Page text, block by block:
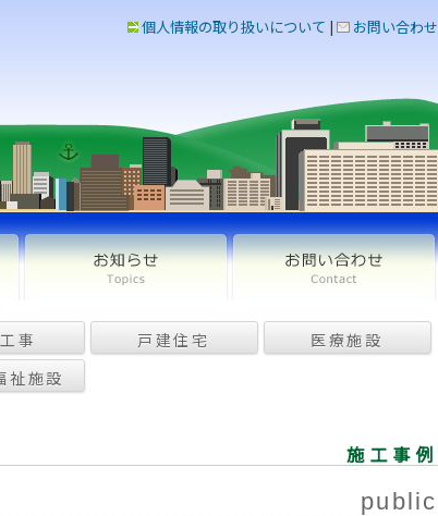
個人情報の取り扱いについて | お問い合わせ
事 戸建住宅
医療施設
祉施設
施工事例
public